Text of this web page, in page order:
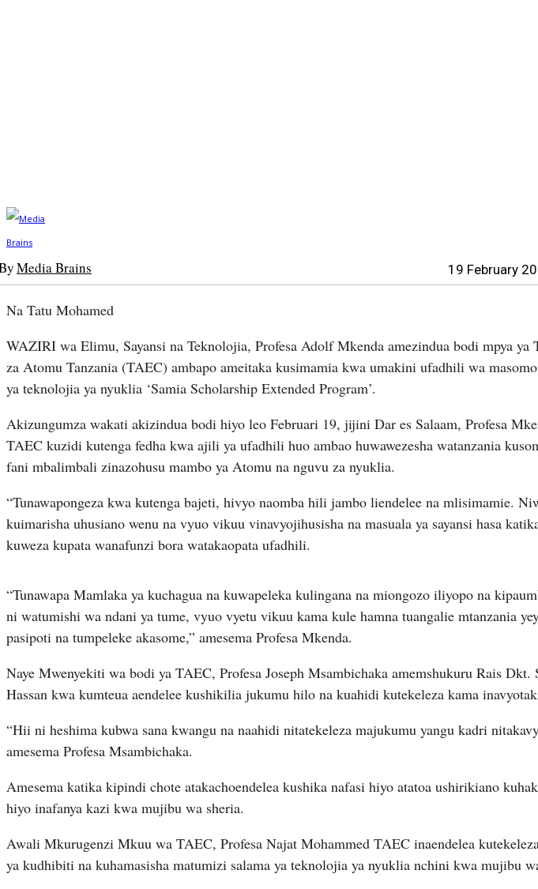
Media Brains 19 February
Na Tatu Mohamed
WAZIRI wa Elimu, Sayansi na Teknolojia, Profesa Adolf Mkenda amezindua bodi mpya ya
za Atomu Tanzania (TAEC) ambapo ameitaka kusimamia kwa umakini ufadhili wa
ya teknolojia ya nyuklia ‘Samia Scholarship Extended Program’.
Akizungumza wakati akizindua bodi hiyo leo Februari 19, jijini Dar es Salaam, Profesa
TAEC kuzidi kutenga fedha kwa ajili ya ufadhili huo ambao huwawezesha watanzania
fani mbalimbali zinazohusu mambo ya Atomu na nguvu za nyuklia.
“Tunawapongeza kwa kutenga bajeti, hivyo naomba hili jambo liendelee na mlisimamie.
kuimarisha uhusiano wenu na vyuo vikuu vinavyojihusisha na masuala ya sayansi hasa
kuweza kupata wanafunzi bora watakaopata ufadhili.
“Tunawapa Mamlaka ya kuchagua na kuwapeleka kulingana na miongozo iliyopo na
ni watumishi wa ndani ya tume, vyuo vyetu vikuu kama kule hamna tuangalie mtanzania
pasipoti na tumpeleke akasome,” amesema Profesa Mkenda.
Naye Mwenyekiti wa bodi ya TAEC, Profesa Joseph Msambichaka amemshukuru Rais Dkt.
Hassan kwa kumteua aendelee kushikilia jukumu hilo na kuahidi kutekeleza kama
“Hii ni heshima kubwa sana kwangu na naahidi nitatekeleza majukumu yangu kadri
amesema Profesa Msambichaka.
Amesema katika kipindi chote atakachoendelea kushika nafasi hiyo atatoa ushirikiano
hiyo inafanya kazi kwa mujibu wa sheria.
Awali Mkurugenzi Mkuu wa TAEC, Profesa Najat Mohammed TAEC inaendelea
ya kudhibiti na kuhamasisha matumizi salama ya teknolojia ya nyuklia nchini kwa mujibu